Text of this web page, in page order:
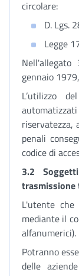
circolare:
D. Lgs.
Legge
gennaio
L’utilizzo
riservatezza,
penali
codice di
3.2
trasmissione
L'utente
mediante il
alfanumerici).
Potranno
delle